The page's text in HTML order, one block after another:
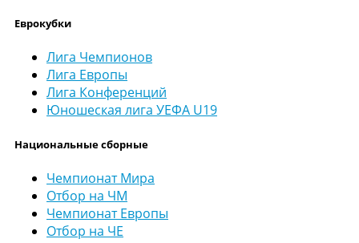
Еврокубки
Лига Чемпионов
Лига Европы
Лига Конференций
Юношеская лига УЕФА U19
Национальные сборные
Чемпионат Мира
Отбор на ЧМ
Чемпионат Европы
Отбор на ЧЕ